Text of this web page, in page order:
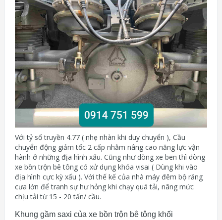
Với tỷ số truyền 4.77 ( nhẹ nhàn khi duy chuyển ), Cầu
chuyển động giảm tốc 2 cấp nhằm nâng cao năng lực vận
hành ở những địa hình xấu. Cũng như dòng xe ben thì dòng
xe bồn trộn bê tông có xử dụng khóa visai ( Dùng khi vào
địa hình cực kỳ xấu ). Với thế kế của nhà máy đêm bộ răng
cưa lớn để tranh sự hư hỏng khi chạy quá tải, nâng mức
chịu tải từ 15 - 20 tấn/ cầu.
Khung gầm saxi của xe bồn trộn bê tông khối